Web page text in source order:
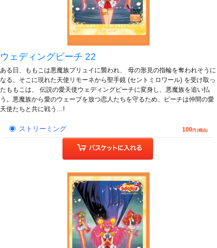
ウェディングピーチ 22
ある日、ももこは悪魔族プリュイに襲われ、 母の形見の指輪を奪われそうに
なる。そこに現れた天使リモーネから聖手鏡 (セントミロワール) を受け取っ
たももこは、 伝説の愛天使ウェディングピーチに変身し、悪魔族を追い払
う。悪魔族から愛のウェーブを放つ恋人たちを守るため、ピーチは仲間の愛
天使たちと共に戦う…!
ストリーミング 100円 (税込)